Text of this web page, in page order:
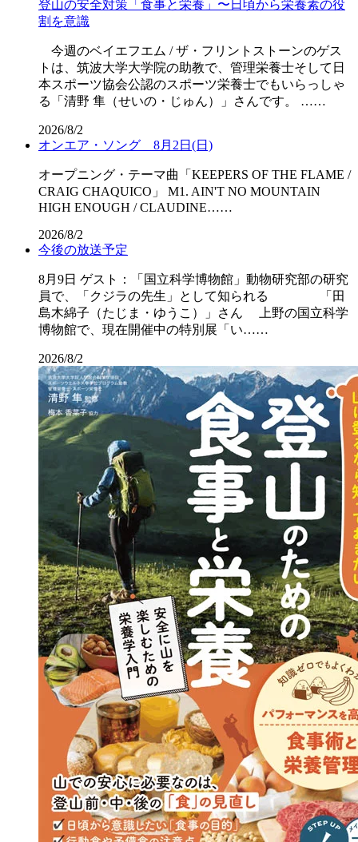
登山の安全対策「食事と栄養」〜日頃から栄養素の役
割を意識
今週のベイエフエム / ザ・フリントストーンのゲス
トは、筑波大学大学院の助教で、管理栄養士そして日
本スポーツ協会公認のスポーツ栄養士でもいらっしゃ
る「清野 隼（せいの・じゅん）」さんです。 ……
2026/8/2
オンエア・ソング 8月2日(日)
オープニング・テーマ曲「KEEPERS OF THE FLAME /
CRAIG CHAQUICO」 M1. AIN'T NO MOUNTAIN
HIGH ENOUGH / CLAUDINE……
2026/8/2
今後の放送予定
8月9日 ゲスト：「国立科学博物館」動物研究部の研究
員で、「クジラの先生」として知られる 「田
島木綿子（たじま・ゆうこ）」さん 上野の国立科学
博物館で、現在開催中の特別展「い……
2026/8/2